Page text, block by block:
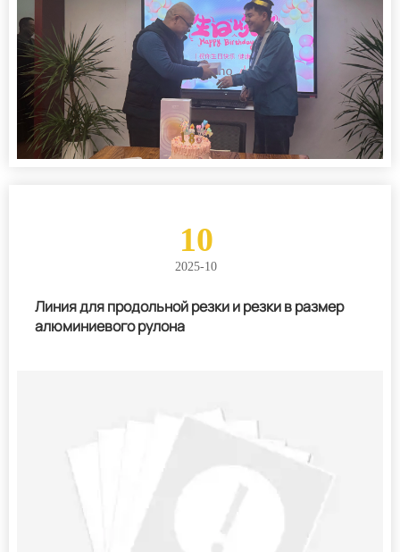
10
2025-10
Линия для продольной резки и резки в размер
алюминиевого рулона